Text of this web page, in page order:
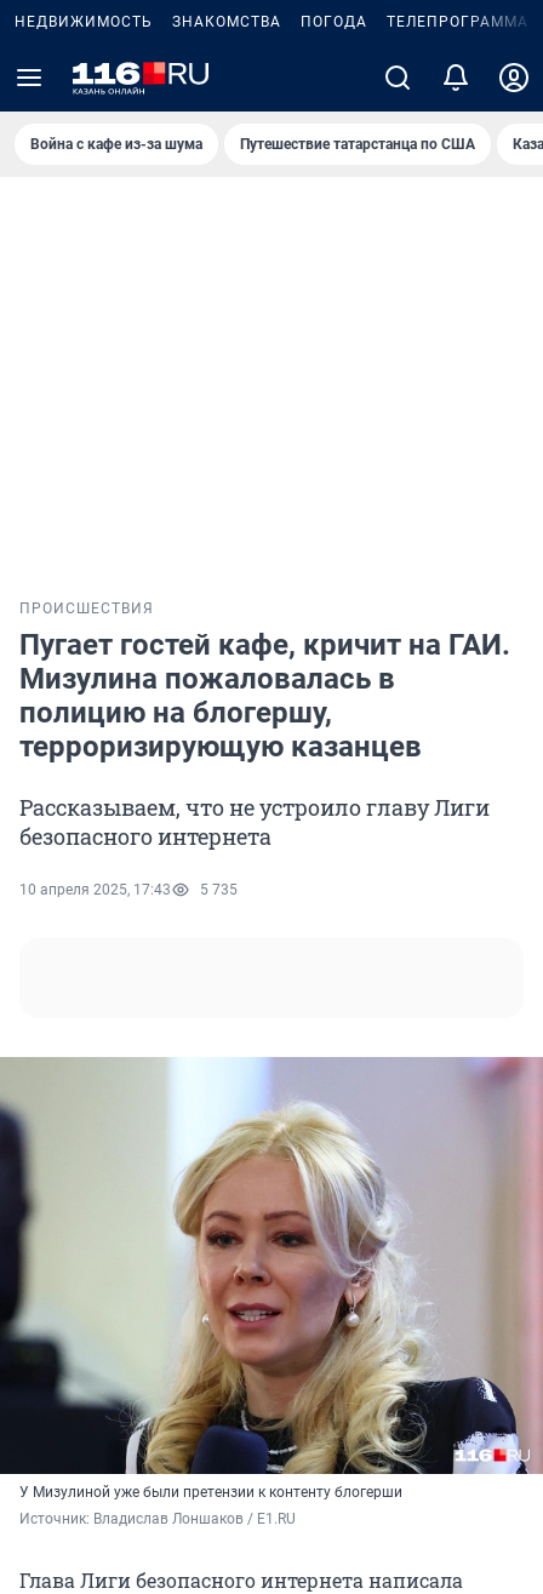
НЕДВИЖИМОСТЬ ЗНАКОМСТВА ПОГОДА ТЕЛЕПРОГРАММА
Война с кафе из-за шума Путешествие татарстанца по США
ПРОИСШЕСТВИЯ
Пугает гостей кафе, кричит на ГАИ.
Мизулина пожаловалась в
полицию на блогершу,
терроризирующую казанцев
Рассказываем, что не устроило главу Лиги
безопасного интернета
10 апреля 2025, 17:43 5 735
У Мизулиной уже были претензии к контенту блогерши
Источник: Владислав Лоншаков / E1.RU
Глава Лиги безопасного интернета написала